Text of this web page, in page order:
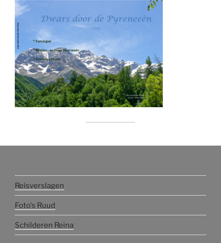
Reisverslagen
Foto's Ruud
Schilderen Reina